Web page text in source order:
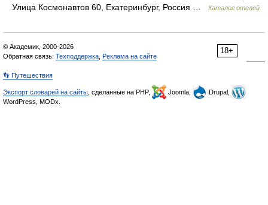
Улица Космонавтов 60, Екатеринбург, Россия …
Каталог отелей
18+
© Академик, 2000-2026
Обратная связь: Техподдержка Реклама на сайте
👣 Путешествия
Экспорт словарей на сайты , сделанные на PHP, Joomla,
Drupal,
WordPress, MODx.